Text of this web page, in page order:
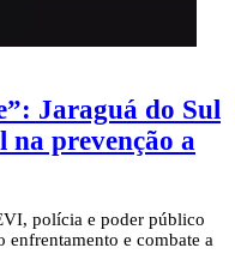
Jaraguá do Sul
na prevenção a
polícia e poder público
enfrentamento e combate a